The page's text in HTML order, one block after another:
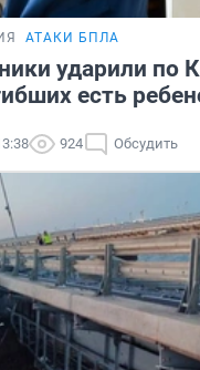
АТАКИ БПЛА
ударили по
есть
924 Обсудить